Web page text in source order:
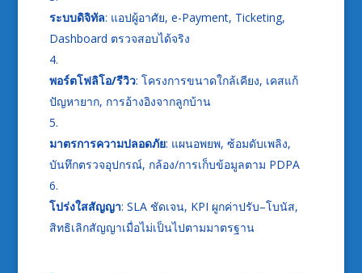
ระบบดิจิทัล: แอปผู้อาศัย, e-Payment, Ticketing,
Dashboard ตรวจสอบได้จริง
พอร์ตโฟลิโอ/รีวิว: โครงการขนาดใกล้เคียง, เคสแก้
ปัญหายาก, การอ้างอิงจากลูกบ้าน
มาตรการความปลอดภัย: แผนอพยพ, ซ้อมดับเพลิง,
บันทึกตรวจอุปกรณ์, กล้อง/การเก็บข้อมูลตาม PDPA
โปร่งใสสัญญา: SLA ชัดเจน, KPI ผูกค่าปรับ–โบนัส,
สิทธิเลิกสัญญาเมื่อไม่เป็นไปตามมาตรฐาน